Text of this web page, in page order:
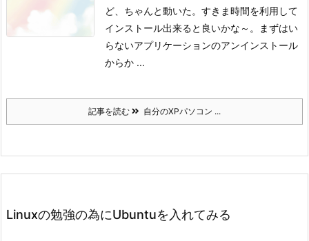
ど、ちゃんと動いた。 すきま時間を利用して
インストール出来ると良いかな～。
まずはい
らないアプリケーションのアンインストール
からか ...
記事を読む 自分のXPパソコン ...
Linuxの勉強の為にUbuntuを入れてみる